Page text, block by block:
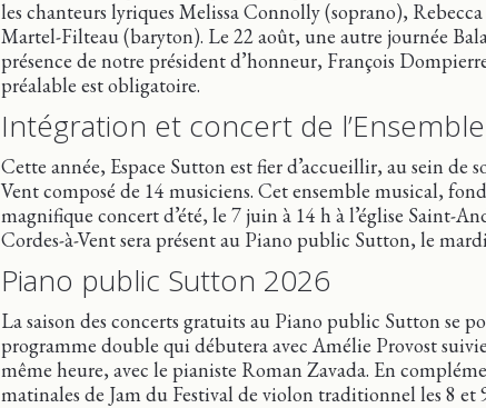
les chanteurs lyriques Melissa Connolly (soprano),
Martel-Filteau (baryton). Le 22 août, une autre journée
présence de notre président d’honneur, François
préalable est obligatoire.
Intégration et concert de
Cette année, Espace Sutton est fier d’accueillir, au sein de
Vent composé de 14 musiciens. Cet ensemble musical,
magnifique concert d’été, le 7 juin à 14 h à l’église Saint-
Cordes-à-Vent sera présent au Piano public Sutton, le
Piano public Sutton 2026
La saison des concerts gratuits au Piano public Sutton se
programme double qui débutera avec Amélie Provost
même heure, avec le pianiste Roman Zavada. En
matinales de Jam du Festival de violon traditionnel les 8 et